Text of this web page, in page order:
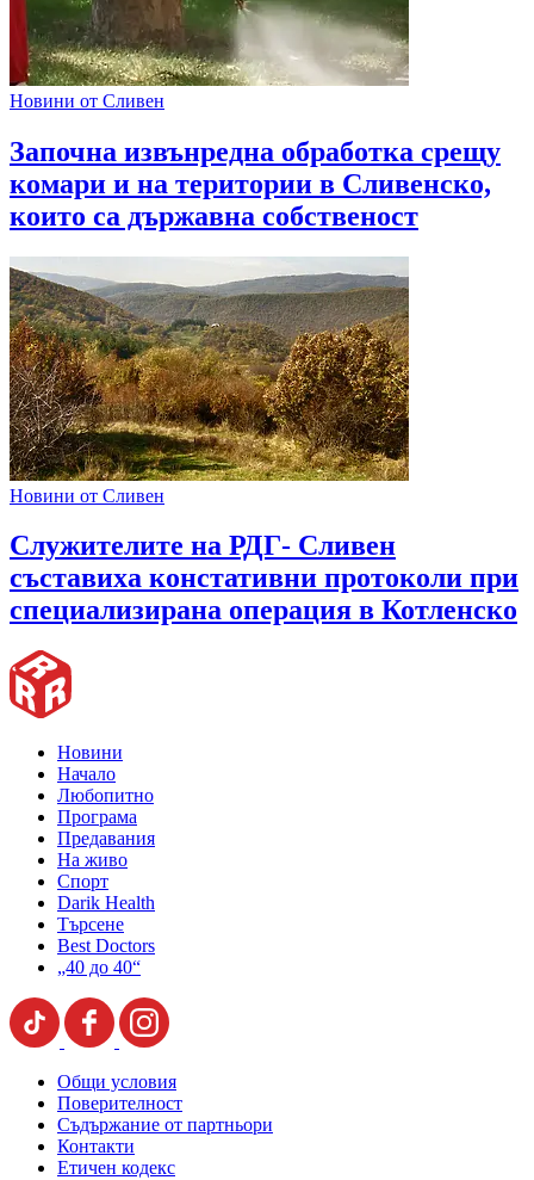
Новини от Сливен
Започна извънредна обработка срещу
комари и на територии в Сливенско,
които са държавна собственост
Новини от Сливен
Служителите на РДГ- Сливен
съставиха констативни протоколи при
специализирана операция в Котленско
Новини
Начало
Любопитно
Програма
Предавания
На живо
Спорт
Darik Health
Търсене
Best Doctors
„40 до 40“
Общи условия
Поверителност
Съдържание от партньори
Контакти
Етичен кодекс